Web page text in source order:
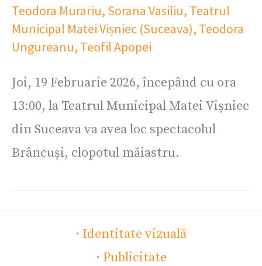
Teodora Murariu, Sorana Vasiliu, Teatrul
Municipal Matei Vișniec (Suceava), Teodora
Ungureanu, Teofil Apopei
Joi, 19 Februarie 2026, începând cu ora
13:00, la Teatrul Municipal Matei Vișniec
din Suceava va avea loc spectacolul
Brâncuși, clopotul măiastru.
· Identitate vizuală
· Publicitate